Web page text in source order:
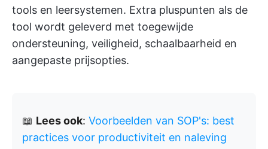
tools en leersystemen. Extra pluspunten als de
tool wordt geleverd met toegewijde
ondersteuning, veiligheid, schaalbaarheid en
aangepaste prijsopties.
📖 Lees ook: Voorbeelden van SOP's: best
practices voor productiviteit en naleving